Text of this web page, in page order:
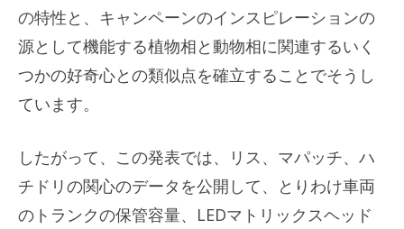
の特性と、キャンペーンのインスピレーションの
源として機能する植物相と動物相に関連するいく
つかの好奇心との類似点を確立することでそうし
ています。
したがって、この発表では、リス、マパッチ、ハ
チドリの関心のデータを公開して、とりわけ車両
のトランクの保管容量、LEDマトリックスヘッド